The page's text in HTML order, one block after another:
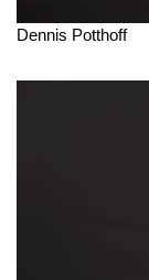
Dennis Potthoff